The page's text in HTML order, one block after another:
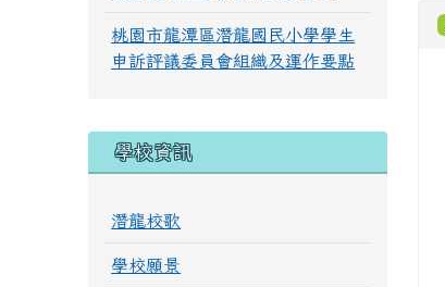
桃園市龍潭區潛龍國民小學學生
申訴評議委員會組織及運作要點
學校資訊
潛龍校歌
學校願景